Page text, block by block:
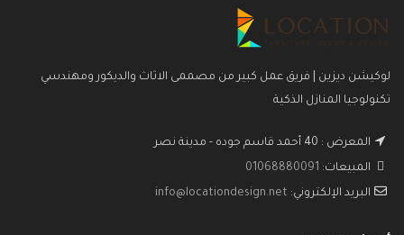
لوكيشن ديزين | فريق عمل كبير من مصممى الاثاث والديكور ومهندسي
تكنولوجيا المنازل الذكية
المعرض : 40 أحمد قاسم جوده - مدينة نصر
المبيعات: 01068880091
البريد الإلكتروني: info@locationdesign.net